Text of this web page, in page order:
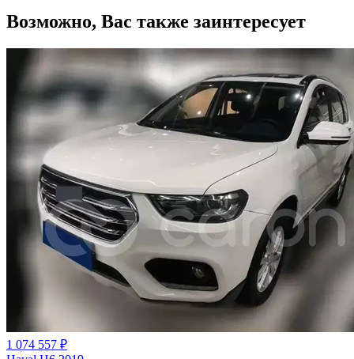
Возможно, Вас также заинтересует
1 074 557 ₽